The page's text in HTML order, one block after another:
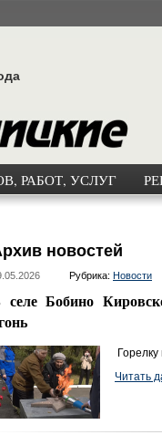
РАБОТ, УСЛУГ
новостей
Рубрика: Новости
селе Бобино
Читать